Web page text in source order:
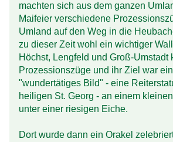
machten sich aus dem ganzen
Maifeier verschiedene
Umland auf den Weg in die
zu dieser Zeit wohl ein wichtiger
Höchst, Lengfeld und Groß-Umstadt
Prozessionszüge und ihr Ziel war ein
"wundertätiges Bild" - eine
heiligen St. Georg - an einem
unter einer riesigen Eiche.
Dort wurde dann ein Orakel